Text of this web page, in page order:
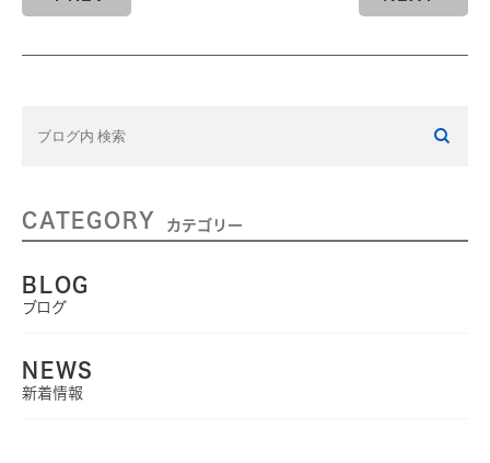
CATEGORY カテゴリー
BLOG
ブログ
NEWS
新着情報